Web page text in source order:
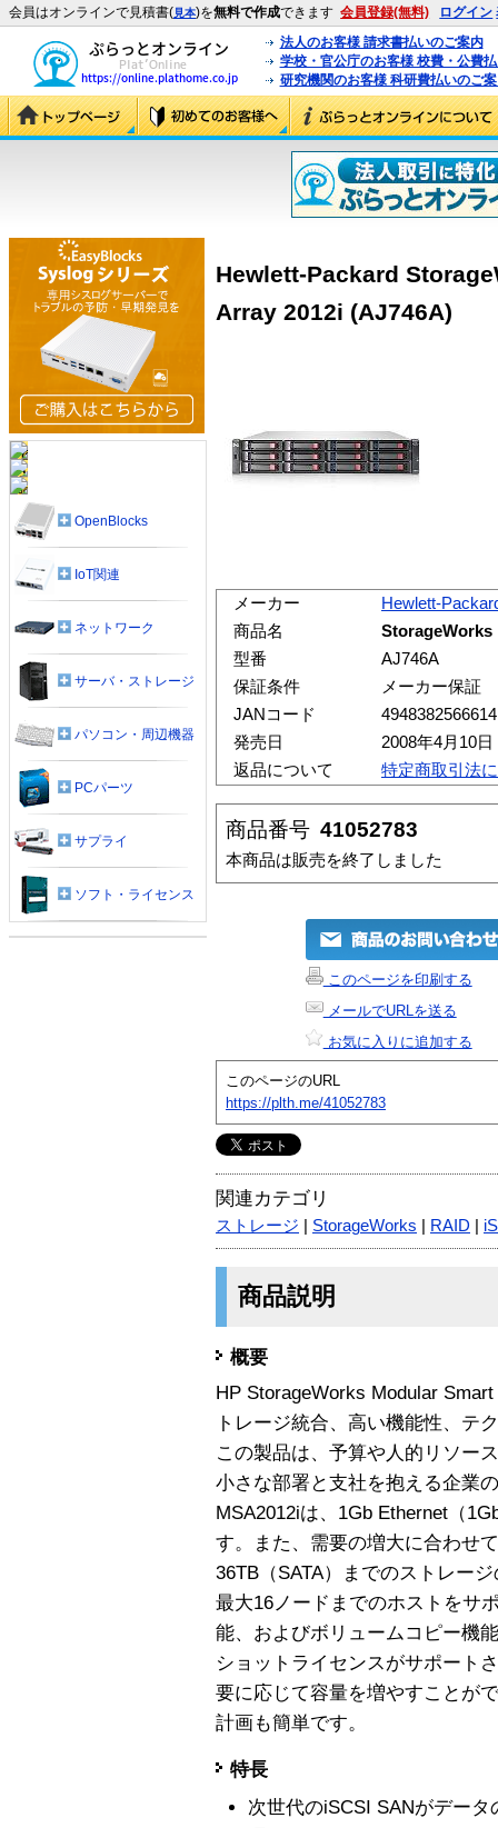
会員はオンラインで見積書(見本)を無料で作成できます 会員登録(無料) ログイン
法人のお客様 請求書払いのご案内
学校・官公庁のお客様 校費・公費
研究機関のお客様 科研費払いのご
Hewlett-Packard
Array 2012i (AJ746A)
メーカー
Hewlett-
商品名
StorageWorks
型番
AJ746A
保証条件
メーカー保証
JANコード
4948382566614
発売日
2008年4月10日
返品について
特定商取引法
商品番号 41052783
本商品は販売を終了しました
このページを印刷する
メールでURLを送る
お気に入りに追加する
このページのURL
https://plth.me/41052783
関連カテゴリ
ストレージ StorageWorks RAID
商品説明
概要
HP StorageWorks Modular
トレージ統合、高い機能性、テ
この製品は、予算や人的リソー
小さな部署と支社を抱える企業
MSA2012iは、1Gb Ethernet（
す。また、需要の増大に合わせ
36TB（SATA）までのストレー
最大16ノードまでのホストをサ
能、およびボリュームコピー機
ショットライセンスがサポート
要に応じて容量を増やすことが
計画も簡単です。
特長
次世代のiSCSI SANがデー
OpenBlocks
IoT関連
ネットワーク
サーバ・ストレージ
パソコン・周辺機器
PCパーツ
サプライ
ソフト・ライセンス